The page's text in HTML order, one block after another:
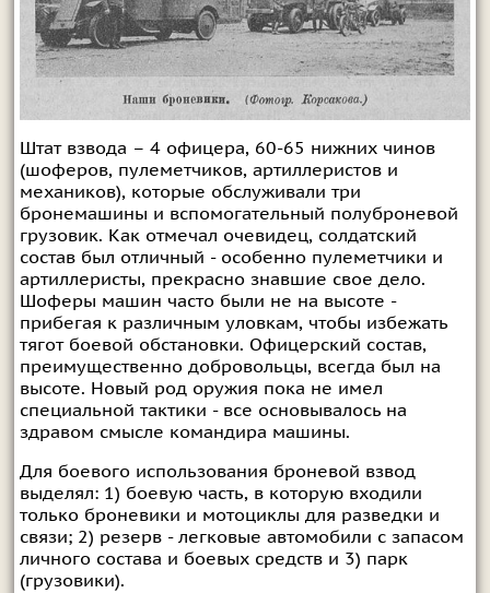
Штат взвода – 4 офицера, 60-65 нижних чинов
(шоферов, пулеметчиков, артиллеристов и
механиков), которые обслуживали три
бронемашины и вспомогательный полуброневой
грузовик. Как отмечал очевидец, солдатский
состав был отличный - особенно пулеметчики и
артиллеристы, прекрасно знавшие свое дело.
Шоферы машин часто были не на высоте -
прибегая к различным уловкам, чтобы избежать
тягот боевой обстановки. Офицерский состав,
преимущественно добровольцы, всегда был на
высоте. Новый род оружия пока не имел
специальной тактики - все основывалось на
здравом смысле командира машины.
Для боевого использования броневой взвод
выделял: 1) боевую часть, в которую входили
только броневики и мотоциклы для разведки и
связи; 2) резерв - легковые автомобили с запасом
личного состава и боевых средств и 3) парк
(грузовики).